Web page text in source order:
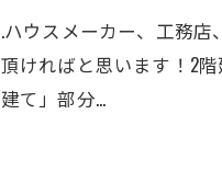
.ハウスメーカー、工務
頂ければと思います！2
建て」部分…